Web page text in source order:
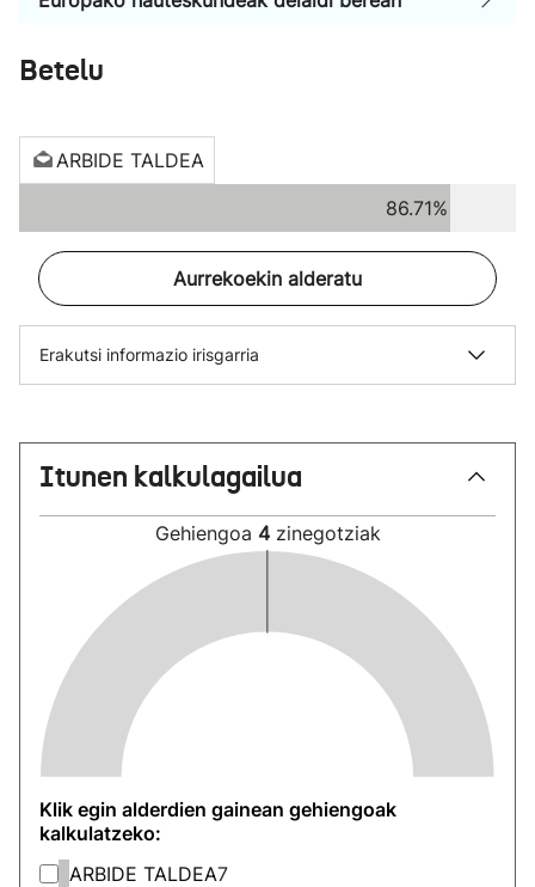
Betelu
ARBIDE TALDEA
86.71%
Aurrekoekin alderatu
Erakutsi informazio irisgarria
Itunen kalkulagailua
Gehiengoa 4 zinegotziak
Klik egin alderdien gainean gehiengoak
kalkulatzeko:
ARBIDE TALDEA7